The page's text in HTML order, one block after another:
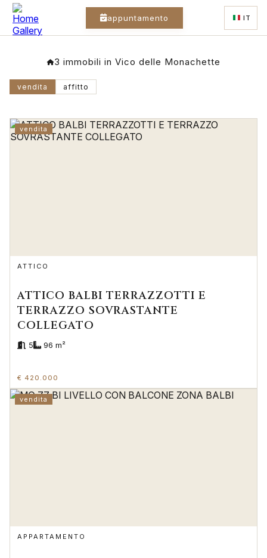
appuntamento IT
3 immobili in Vico delle Monachette
vendita affitto
vendita
ATTICO
ATTICO BALBI TERRAZZOTTI E
TERRAZZO SOVRASTANTE
COLLEGATO
5 96 m²
€ 420.000
vendita
APPARTAMENTO